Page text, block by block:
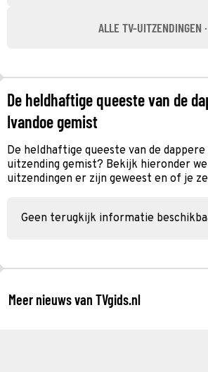
ALLE TV-UITZENDINGEN
De heldhaftige queeste van de
Ivandoe gemist
De heldhaftige queeste van de
uitzending gemist? Bekijk hieronder
uitzendingen er zijn geweest en of je
Geen terugkijk informatie
Meer nieuws van TVgids.nl